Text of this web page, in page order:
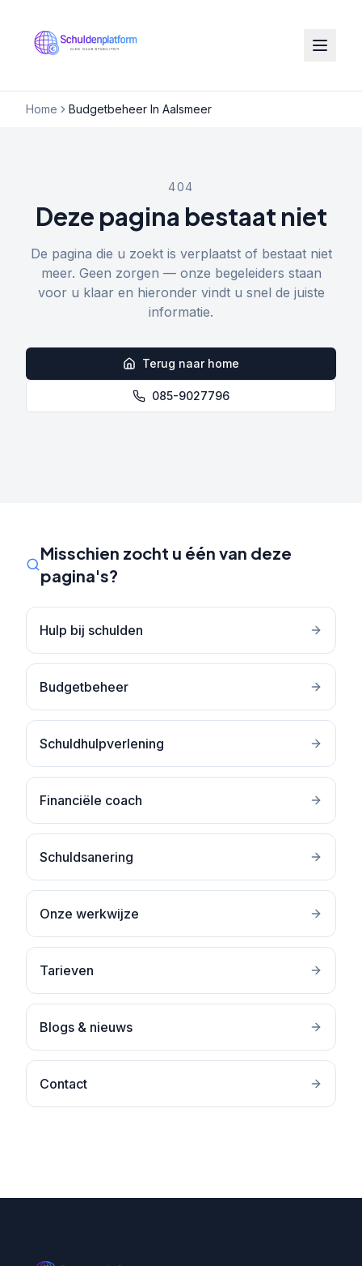
Home Budgetbeheer In Aalsmeer
404
Deze pagina bestaat niet
De pagina die u zoekt is verplaatst of bestaat niet
meer. Geen zorgen — onze begeleiders staan
voor u klaar en hieronder vindt u snel de juiste
informatie.
Terug naar home
085-9027796
Misschien zocht u één van deze
pagina's?
Hulp bij schulden
Budgetbeheer
Schuldhulpverlening
Financiële coach
Schuldsanering
Onze werkwijze
Tarieven
Blogs & nieuws
Contact